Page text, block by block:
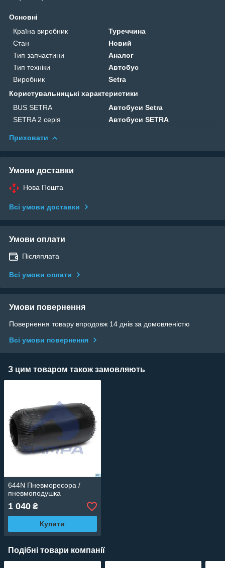
Основні
Країна виробник
Туреччина
Стан
Новий
Тип запчастини
Аналог
Тип техніки
Автобус
Виробник
Setra
Користувальницькі характеристики
BUS SETRA
Автобуси Setra
SETRA 2 серія
Автобуси SETRA
Приховати
Умови доставки
Нова Пошта
Всі умови доставки
Умови оплати
Післяплата
Всі умови оплати
Умови повернення
Повернення товару впродовж 14 днів за домовленістю
Всі умови повернення
З цим товаром також замовляють
644N Пневморесора /
пневмоподушка
1 040 ₴
Купити
Подібні товари компанії